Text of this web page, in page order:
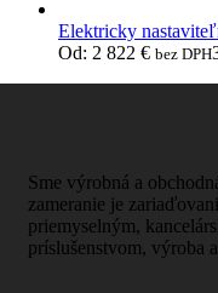
Elektricky
Od: 2 822 € bez DPH
Sme výrobná a
zameranie je
priemyselným,
príslušenstvom, výroba